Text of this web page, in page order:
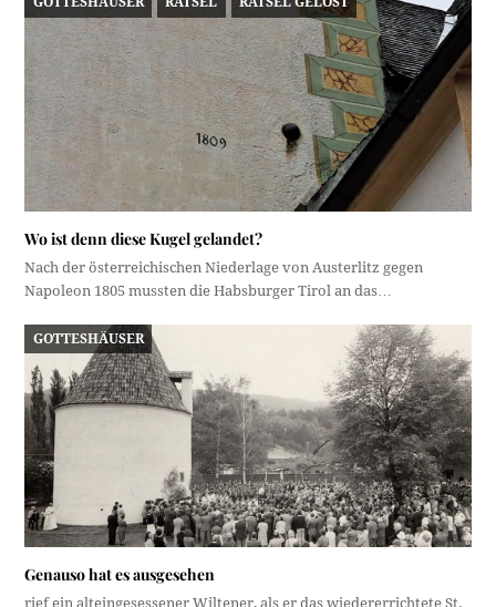
Wo ist denn diese Kugel gelandet?
Nach der österreichischen Niederlage von Austerlitz gegen
Napoleon 1805 mussten die Habsburger Tirol an das…
GOTTESHÄUSER
Genauso hat es ausgesehen
rief ein alteingesessener Wiltener, als er das wiedererrichtete St.